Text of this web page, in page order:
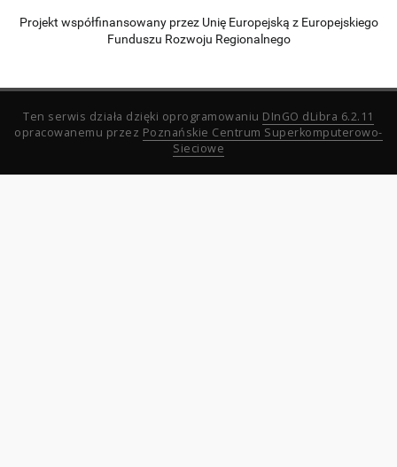
Projekt współfinansowany przez Unię Europejską z Europejskiego
Funduszu Rozwoju Regionalnego
Ten serwis działa dzięki oprogramowaniu DInGO dLibra 6.2.11
opracowanemu przez Poznańskie Centrum Superkomputerowo-
Sieciowe